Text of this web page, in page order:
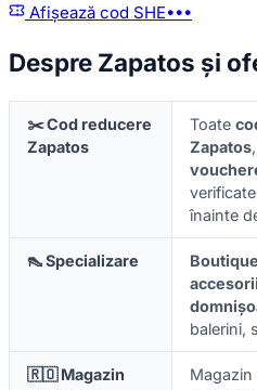
Afișează cod SHE•••
Despre Zapatos și
✂️ Cod reducere
Zapatos
Toate
Zapatos,
înainte
👠 Specializare
balerini,
🇷🇴 Magazin
Magazin